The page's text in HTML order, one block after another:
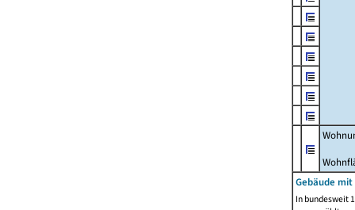
Gebäude
In bundesweit